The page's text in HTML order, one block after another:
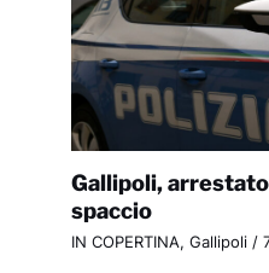
Gallipoli,
spaccio
IN COPERTINA, Gallipoli/